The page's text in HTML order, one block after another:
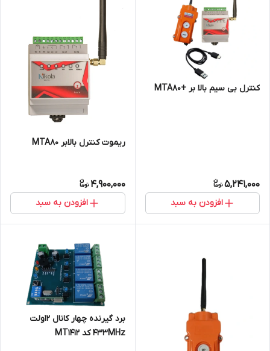
کنترل بی سیم بالا بر +MTA80
5,241,000
افزودن به سبد
ریموت کنترل بالابر MTA80
4,900,000
افزودن به سبد
برد گیرنده چهار کانال 12ولت
433MHz کد MT1412